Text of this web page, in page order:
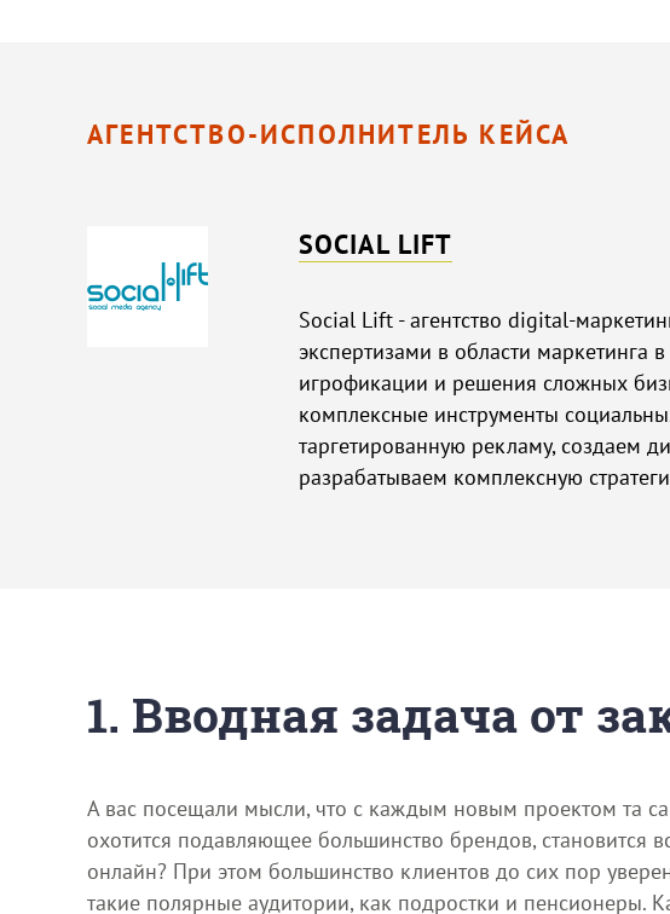
АГЕНТСТВО-ИСПОЛНИТЕЛЬ КЕЙСА
SOCIAL LIFT
Social Lift - агентство digital-
экспертизами в области маркетинга
игрофикации и решения сложных
комплексные инструменты
таргетированную рекламу, создаем
разрабатываем комплексную
1. Вводная задача от
А вас посещали мысли, что с каждым новым проектом та
охотится подавляющее большинство брендов, становится
онлайн? При этом большинство клиентов до сих пор
такие полярные аудитории, как подростки и пенсионеры.